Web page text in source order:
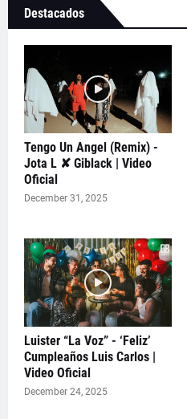
Destacados
Tengo Un Angel (Remix) -
Jota L ✘ Giblack | Video
Oficial
December 31, 2025
Luister “La Voz” - ‘Feliz’
Cumpleaños Luis Carlos |
Video Oficial
December 24, 2025